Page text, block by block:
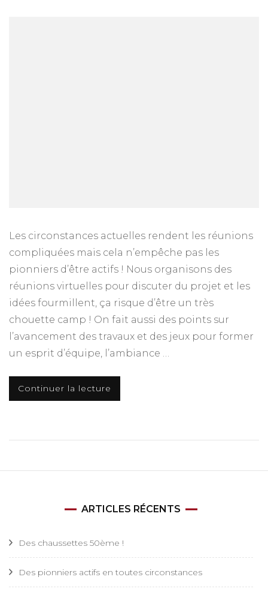
Les circonstances actuelles rendent les réunions
compliquées mais cela n’empêche pas les
pionniers d’être actifs ! Nous organisons des
réunions virtuelles pour discuter du projet et les
idées fourmillent, ça risque d’être un très
chouette camp ! On fait aussi des points sur
l’avancement des travaux et des jeux pour former
un esprit d’équipe, l’ambiance …
Continuer la lecture
ARTICLES RÉCENTS
Des chaussettes 50ème !
Des pionniers actifs en toutes circonstances